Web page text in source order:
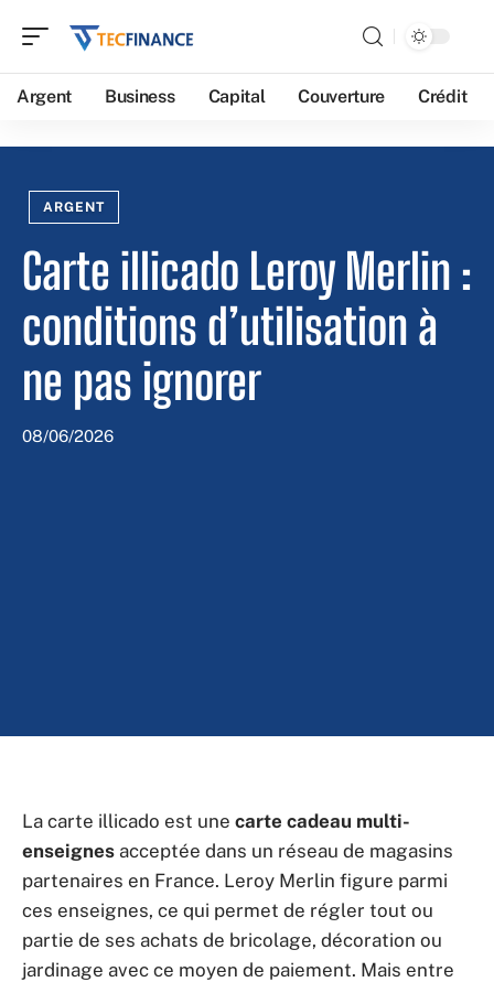
Argent Business Capital Couverture Crédit
ARGENT
Carte illicado Leroy Merlin :
conditions d’utilisation à
ne pas ignorer
08/06/2026
La carte illicado est une carte cadeau multi-
enseignes acceptée dans un réseau de magasins
partenaires en France. Leroy Merlin figure parmi
ces enseignes, ce qui permet de régler tout ou
partie de ses achats de bricolage, décoration ou
jardinage avec ce moyen de paiement. Mais entre